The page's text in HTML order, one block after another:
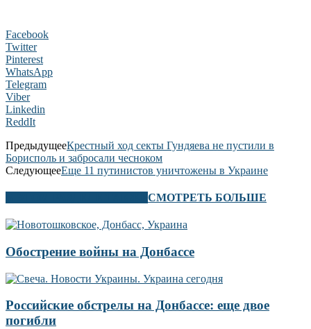
Facebook
Twitter
Pinterest
WhatsApp
Telegram
Viber
Linkedin
ReddIt
ПредыдущееКрестный ход секты Гундяева не пустили в
Борисполь и забросали чесноком
СледующееЕще 11 путинистов уничтожены в Украине
СМОТРЕТЬ БОЛЬШЕ
Обострение войны на Донбассе
Российские обстрелы на Донбассе: еще двое
погибли